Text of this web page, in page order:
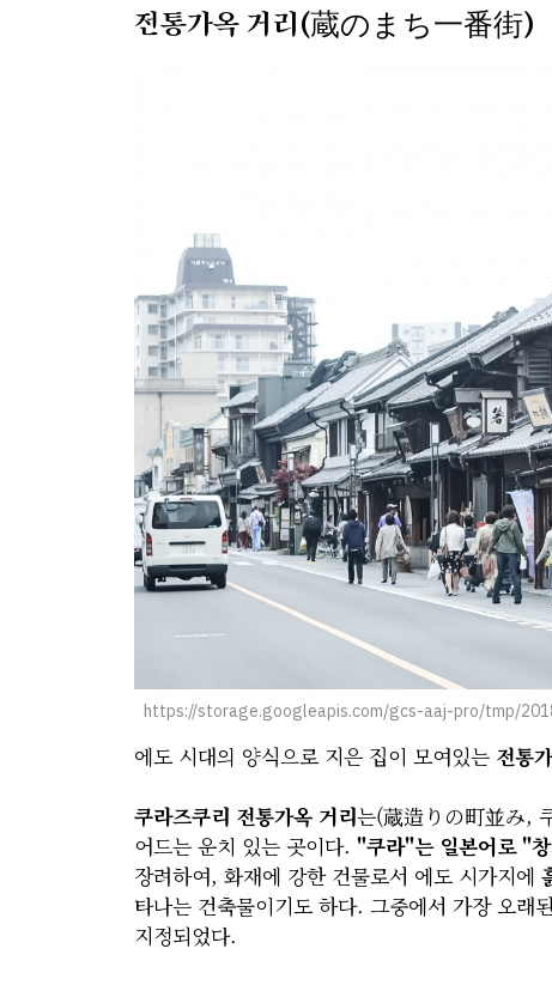
전통가옥 거리(蔵のまち一番街)
https://storage.googleapis.com/gcs-aaj-pro/tmp/
에도 시대의 양식으로 지은 집이 모여있는 전통
쿠라즈쿠리 전통가옥 거리는(蔵造りの町並み,
어드는 운치 있는 곳이다. "쿠라"는 일본어로 "
장려하여, 화재에 강한 건물로서 에도 시가지에
타나는 건축물이기도 하다. 그중에서 가장 오래
지정되었다.